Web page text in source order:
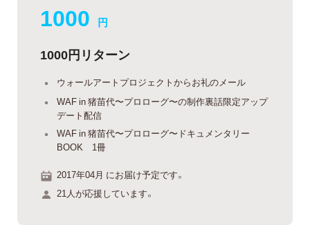
1000 円
1000円リターン
ウォールアートプロジェクトからお礼のメール
WAF in 猪苗代〜プロローグ〜の制作裏話限定アップ
デート配信
WAF in 猪苗代〜プロローグ〜ドキュメンタリー
BOOK 1冊
2017年04月 にお届け予定です。
21人が応援しています。